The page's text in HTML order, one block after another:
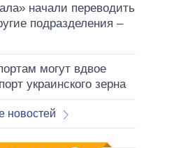
начали переводить
подразделения –
могут вдвое
украинского зерна
новостей